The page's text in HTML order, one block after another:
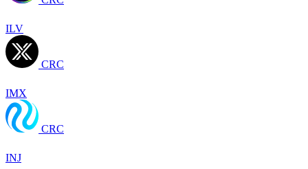
ILV
CRC
IMX
CRC
INJ